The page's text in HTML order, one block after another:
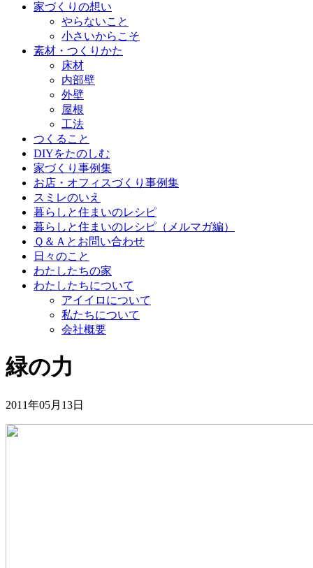
家づくりの想い
やらないこと
小さいからこそ
素材・つくりかた
床材
内部壁
外壁
屋根
工法
つくること
DIYをたのしむ
家づくり事例集
お店・オフィスづくり事例集
スミレのいえ
暮らしと住まいのレシピ
暮らしと住まいのレシピ（メルマガ編）
Ｑ＆Ａとお問い合わせ
日々のこと
わたしたちの家
わたしたちについて
アイイロについて
私たちについて
会社概要
緑の力
2011年05月13日